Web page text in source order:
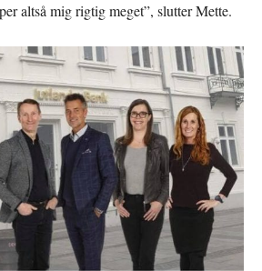
altså mig rigtig meget”, slutter Mette.